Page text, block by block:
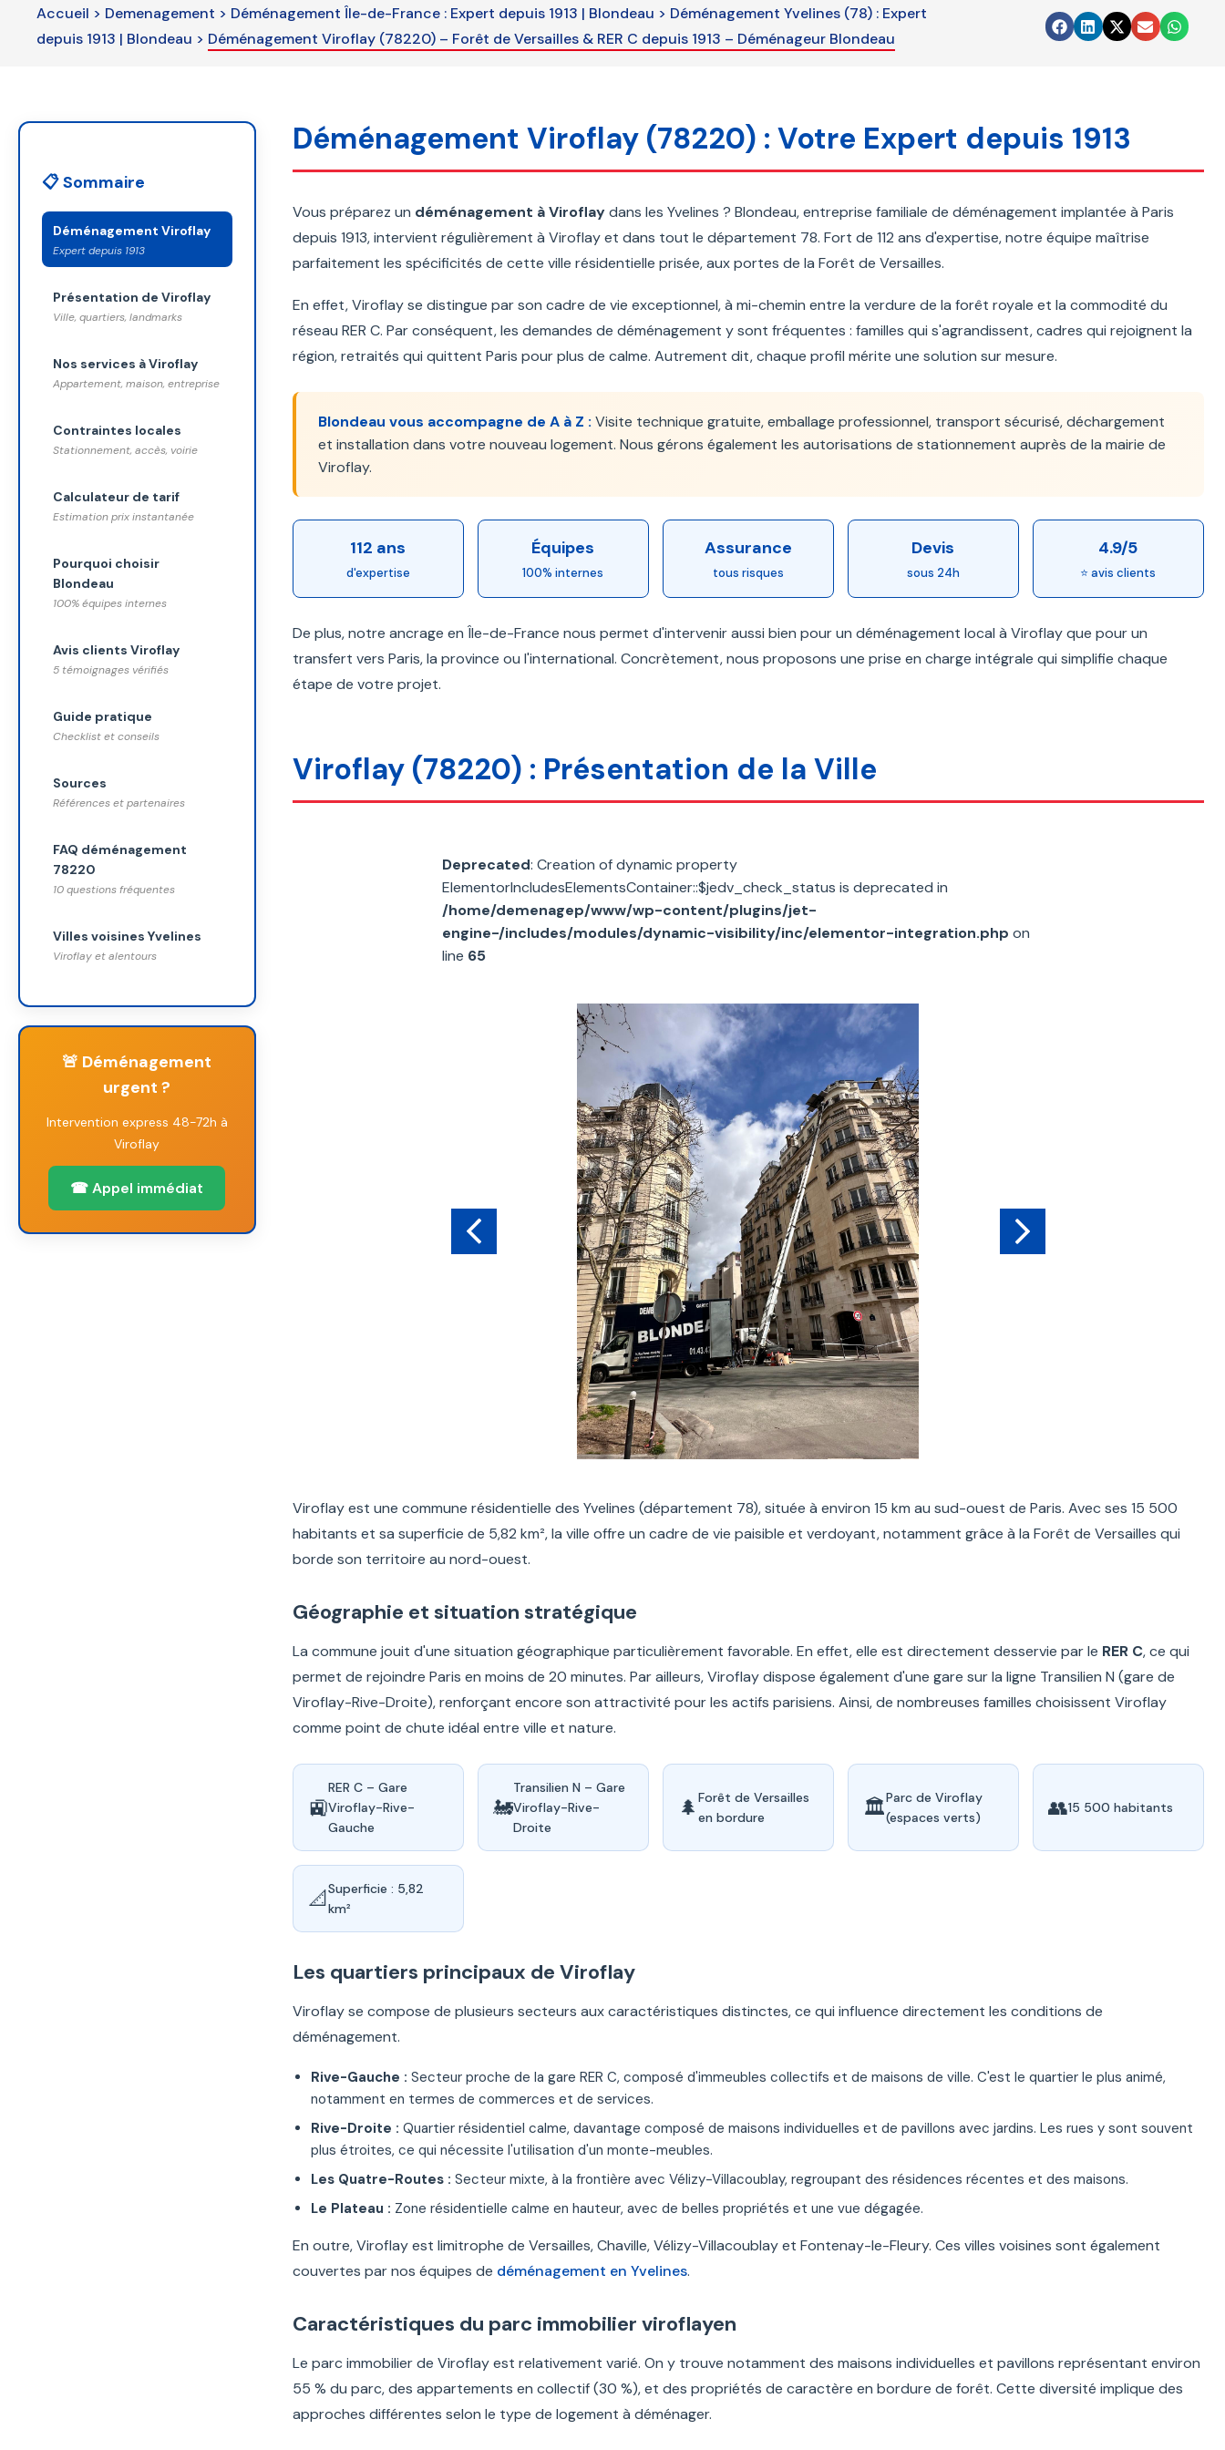
blank
Accueil > Demenagement > Déménagement Île-de-France : Expert depuis 1913 | Blondeau > Déménagement Yvelines (78) : Expert
depuis 1913 | Blondeau > Déménagement Viroflay (78220) – Forêt de Versailles & RER C depuis 1913 – Déménageur Blondeau
📋 Sommaire
Déménagement Viroflay
Expert depuis 1913
Présentation de Viroflay
Ville, quartiers, landmarks
Nos services à Viroflay
Appartement, maison, entreprise
Contraintes locales
Stationnement, accès, voirie
Calculateur de tarif
Estimation prix instantanée
Pourquoi choisir
Blondeau
100% équipes internes
Avis clients Viroflay
5 témoignages vérifiés
Guide pratique
Checklist et conseils
Sources
Références et partenaires
FAQ déménagement
78220
10 questions fréquentes
Villes voisines Yvelines
Viroflay et alentours
🚨 Déménagement
urgent ?
Intervention express 48-72h à
Viroflay
☎ Appel immédiat
Déménagement Viroflay (78220) : Votre Expert depuis 1913
Vous préparez un déménagement à Viroflaydans les Yvelines ? Blondeau, entreprise familiale de déménagement implantée à Paris
depuis 1913, intervient régulièrement à Viroflay et dans tout le département 78. Fort de 112 ans d'expertise, notre équipe maîtrise
parfaitement les spécificités de cette ville résidentielle prisée, aux portes de la Forêt de Versailles.
En effet, Viroflay se distingue par son cadre de vie exceptionnel, à mi-chemin entre la verdure de la forêt royale et la commodité du
réseau RER C. Par conséquent, les demandes de déménagement y sont fréquentes : familles qui s'agrandissent, cadres qui rejoignent la
région, retraités qui quittent Paris pour plus de calme. Autrement dit, chaque profil mérite une solution sur mesure.
Blondeau vous accompagne de A à Z : Visite technique gratuite, emballage professionnel, transport sécurisé, déchargement
et installation dans votre nouveau logement. Nous gérons également les autorisations de stationnement auprès de la mairie de
Viroflay.
112 ans
d'expertise
Équipes
100% internes
Assurance
tous risques
Devis
sous 24h
4.9/5
⭐ avis clients
De plus, notre ancrage en Île-de-France nous permet d'intervenir aussi bien pour un déménagement local à Viroflay que pour un
transfert vers Paris, la province ou l'international. Concrètement, nous proposons une prise en charge intégrale qui simplifie chaque
étape de votre projet.
Viroflay (78220) : Présentation de la Ville
Deprecated: Creation of dynamic property
ElementorIncludesElementsContainer::$jedv_check_status is deprecated in
/home/demenagep/www/wp-content/plugins/jet-
engine-/includes/modules/dynamic-visibility/inc/elementor-integration.php on
line 65
Viroflay est une commune résidentielle des Yvelines (département 78), située à environ 15 km au sud-ouest de Paris. Avec ses 15 500
habitants et sa superficie de 5,82 km², la ville offre un cadre de vie paisible et verdoyant, notamment grâce à la Forêt de Versailles qui
borde son territoire au nord-ouest.
Géographie et situation stratégique
La commune jouit d'une situation géographique particulièrement favorable. En effet, elle est directement desservie par le RER C, ce qui
permet de rejoindre Paris en moins de 20 minutes. Par ailleurs, Viroflay dispose également d'une gare sur la ligne Transilien N (gare de
Viroflay-Rive-Droite), renforçant encore son attractivité pour les actifs parisiens. Ainsi, de nombreuses familles choisissent Viroflay
comme point de chute idéal entre ville et nature.
🚉
RER C – Gare
Viroflay-Rive-
Gauche
🚂
Transilien N – Gare
Viroflay-Rive-
Droite
🌲 Forêt de Versailles
en bordure
🏛️Parc de Viroflay
(espaces verts)
👥15 500 habitants
📐Superficie : 5,82
km²
Les quartiers principaux de Viroflay
Viroflay se compose de plusieurs secteurs aux caractéristiques distinctes, ce qui influence directement les conditions de
déménagement.
Rive-Gauche : Secteur proche de la gare RER C, composé d'immeubles collectifs et de maisons de ville. C'est le quartier le plus animé,
notamment en termes de commerces et de services.
Rive-Droite : Quartier résidentiel calme, davantage composé de maisons individuelles et de pavillons avec jardins. Les rues y sont souvent
plus étroites, ce qui nécessite l'utilisation d'un monte-meubles.
Les Quatre-Routes : Secteur mixte, à la frontière avec Vélizy-Villacoublay, regroupant des résidences récentes et des maisons.
Le Plateau : Zone résidentielle calme en hauteur, avec de belles propriétés et une vue dégagée.
En outre, Viroflay est limitrophe de Versailles, Chaville, Vélizy-Villacoublay et Fontenay-le-Fleury. Ces villes voisines sont également
couvertes par nos équipes de déménagement en Yvelines.
Caractéristiques du parc immobilier viroflayen
Le parc immobilier de Viroflay est relativement varié. On y trouve notamment des maisons individuelles et pavillons représentant environ
55 % du parc, des appartements en collectif (30 %), et des propriétés de caractère en bordure de forêt. Cette diversité implique des
approches différentes selon le type de logement à déménager.